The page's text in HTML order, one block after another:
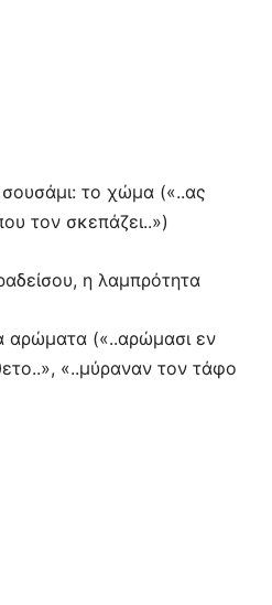
το χώμα («..ας
τον σκεπάζει..»)
η λαμπρότητα
αρώματα («..αρώμασι εν
«..μύραναν τον τάφο